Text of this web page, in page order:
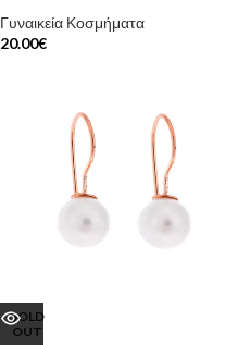
Γυναικεία Κοσμήματα
20.00€
SOLD
OUT